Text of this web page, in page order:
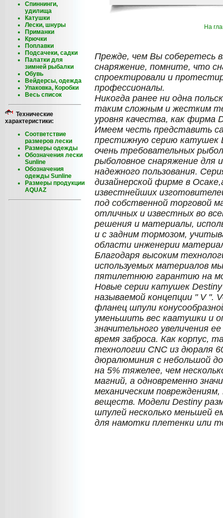
Спиннинги,
удилища
Катушки
Лески, шнуры
Приманки
Крючки
Поплавки
Подсачеки, садки
Палатки для
зимней рыбалки
Обувь
Вейдерсы, одежда
Упаковка, Коробки
Весь список
Технические
характеристики:
Соответствие
размеров лески
Размеры одежды
Обозначения лески
Sunline
Обозначения
одежды Sunline
Размеры продукции
AQUAZ
На
Прежде, чем Вы соберетесь
снаряжение, помните, что
спроектировали и
профессионалы.
Никогда ранее ни одна
таким сложным и жестким
уровня качества, как фирма
Имеем честь представить
престижную серию катушек
очень требовательных
рыболовное снаряжение для
надежного пользования.
дизайнерской фирме в
известнейших
под собственной торговой
отличных и известных во
решения и материалы,
и с задним тормозом,
области инженерии
Благодаря высоким
используемых материалов
пятилетнюю гарантию на
Новые серии катушек
называемой концепции " V ".
фланец шпули
уменьшить вес каатушки и
значительного увеличения
время заброса. Как корпус,
технологии CNC из дюраля
дюралюминия с небольшой
на 5% тяжелее, чем
магний, а одновременно
механическим
веществ. Модели Destiny
шпулей несколько меньшей
для намотки плетенки или